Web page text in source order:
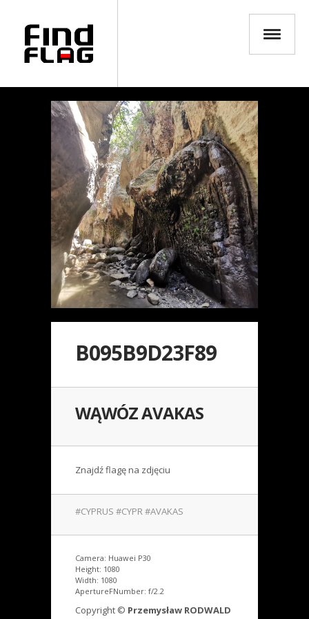
B095B9D23F89
WĄWÓZ AVAKAS
Znajdź flagę na zdjęciu
#CYPRUS #CYPR #AVAKAS
Camera: Huawei P30
Height: 1080
Width: 1080
ApertureFNumber: f/2.2
Copyright © Przemysław RODWALD